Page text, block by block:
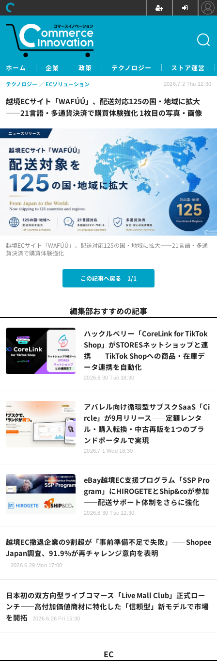
ホーム 企業 政策 テクノロジー ストア運営
越境ECサイト「WAFÚÚ」、配送対応125の国・地域に拡大
——21言語・多通貨決済で購買体験強化 1枚目の写真・画像
テクノロジー ECソリューション 2026.7.2 Thu 12:30
越境ECサイト「WAFÚÚ」、配送対応125の国・地域に拡大——21言語・多通
貨決済で購買体験強化
この記事へ戻る 1/1
編集部おすすめの記事
ハックルベリー「CoreLink for TikTok
Shop」がSTORESネットショップと連
携——TikTok Shopへの商品・在庫デ
ータ連携を自動化
2026.6.30 Tue 18:30
アパレル向け循環型サブスクSaaS「Ci
rcle」が9月リリース——定額レンタ
ル・購入転換・中古再販を1つのブラ
ンドポータルで実現
2026.7.1 Wed 18:30
eBay越境EC支援プログラム「SSP Pro
gram」にHIROGETEとShip&coが参加
——配送サポート体制をさらに強化
2026.6.30 Tue 12:30
越境EC撤退企業の9割超が「事前準備不足で失敗」——Shopee
Japan調査、91.9%が再チャレンジ意向を表明
2026.6.29 Mon 17:00
日本初の双方向型ライブコマース「Live Mall Club」正式ロー
ンチ——高付加価値商材に特化した「信頼型」新モデルで市場
を開拓
2026.6.26 Fri 15:30
EC